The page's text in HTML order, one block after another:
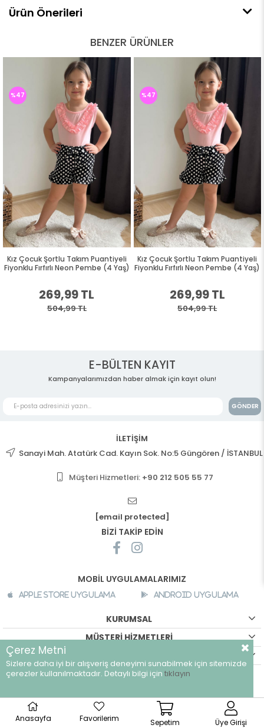
Ürün Önerileri
BENZER ÜRÜNLER
Kız Çocuk Şortlu Takım Puantiyeli
Fiyonklu Fırfırlı Neon Pembe (4 Yaş)
269,99 TL
504,99 TL
%47
Kız Çocuk Şortlu Takım Puantiyeli
Fiyonklu Fırfırlı Neon Pembe (4 Yaş)
269,99 TL
504,99 TL
%47
E-BÜLTEN KAYIT
Kampanyalarımızdan haber almak için kayıt olun!
GÖNDER
İLETİŞİM
Sanayi Mah. Atatürk Cad. Kayın Sok. No:5 Güngören / İSTANBUL
Müşteri Hizmetleri: +90 212 505 55 77
[email protected]
BİZİ TAKİP EDİN
MOBİL UYGULAMALARIMIZ
Apple Store Uygulama Android Uygulama
KURUMSAL
MÜŞTERİ HİZMETLERİ
©breeze.com.tr - Tüm hakları saklıdır.
Anasayfa Favorilerim Sepetim Üye Girişi
Çerez Metni
Sizlere daha iyi bir alışveriş deneyimi sunabilmek için sitemizde
çerezler kullanılmaktadır. Detaylı bilgi için tıklayın